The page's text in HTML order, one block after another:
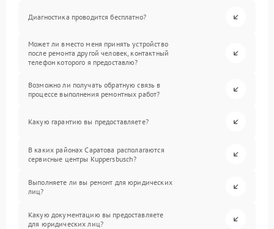
Диагностика проводится бесплатно?
Может ли вместо меня принять устройство
после ремонта другой человек, контактный
телефон которого я предоставлю?
Возможно ли получать обратную связь в
процессе выполнения ремонтных работ?
Какую гарантию вы предоставляете?
В каких районах Саратова располагаются
сервисные центры Kuppersbusch?
Выполняете ли вы ремонт для юридических
лиц?
Какую документацию вы предоставляете
для юридических лиц?